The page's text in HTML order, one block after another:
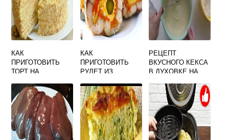
КАК
ПРИГОТОВИТЬ
ТОРТ НА
ДОМАШНИХ
УСЛОВИЯХ
РЕЦЕПТ С ФОТО
ПОШАГОВО
БЫСТРО И
ВКУСНО
КАК
ПРИГОТОВИТЬ
РУЛЕТ ИЗ
ДОМАШНИХ
УСЛОВИЯХ
ВКУСНО И
БЫСТРО
РЕЦЕПТ
ВКУСНОГО КЕКСА
В ДУХОВКЕ НА